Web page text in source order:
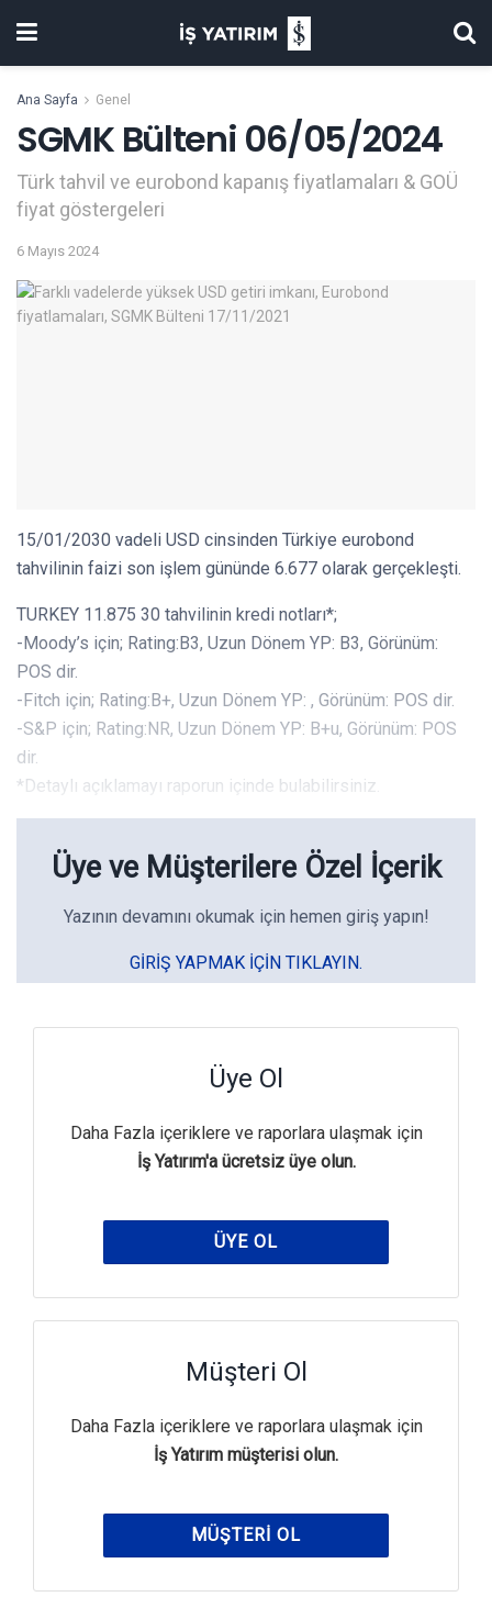
Ana Sayfa Genel
SGMK Bülteni 06/05/2024
Türk tahvil ve eurobond kapanış fiyatlamaları & GOÜ
fiyat göstergeleri
6 Mayıs 2024
15/01/2030 vadeli USD cinsinden Türkiye eurobond
tahvilinin faizi son işlem gününde 6.677 olarak gerçekleşti.
TURKEY 11.875 30 tahvilinin kredi notları*;
-Moody’s için; Rating:B3, Uzun Dönem YP: B3, Görünüm:
POS dir.
-Fitch için; Rating:B+, Uzun Dönem YP: , Görünüm: POS dir.
-S&P için; Rating:NR, Uzun Dönem YP: B+u, Görünüm: POS
dir.
*Detaylı açıklamayı raporun içinde bulabilirsiniz.
Üye ve Müşterilere Özel İçerik
Yazının devamını okumak için hemen giriş yapın!
GIRIŞ YAPMAK IÇIN TIKLAYIN.
Üye Ol
Daha Fazla içeriklere ve raporlara ulaşmak için
İş Yatırım'a ücretsiz üye olun.
ÜYE OL
Müşteri Ol
Daha Fazla içeriklere ve raporlara ulaşmak için
İş Yatırım müşterisi olun.
MÜŞTERI OL